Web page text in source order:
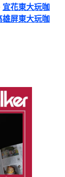
宜花東大玩咖
雄屏東大玩咖